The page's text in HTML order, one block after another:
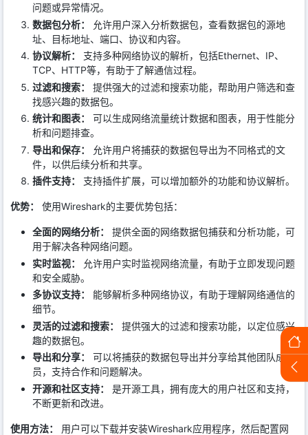
问题或异常情况。
数据包分析：
允许用户深入分析数据包，查看数据包的源地
址、目标地址、端口、协议和内容。
协议解析：
支持多种网络协议的解析，包括Ethernet、IP、
TCP、HTTP等，有助于了解通信过程。
过滤和搜索：
提供强大的过滤和搜索功能，帮助用户筛选和查
找感兴趣的数据包。
统计和图表：
可以生成网络流量统计数据和图表，用于性能分
析和问题排查。
导出和保存：
允许用户将捕获的数据包导出为不同格式的文
件，以供后续分析和共享。
插件支持：
支持插件扩展，可以增加额外的功能和协议解析。
优势： 使用Wireshark的主要优势包括：
全面的网络分析：
提供全面的网络数据包捕获和分析功能，可
用于解决各种网络问题。
实时监视：
允许用户实时监视网络流量，有助于立即发现问题
和安全威胁。
多协议支持：
能够解析多种网络协议，有助于理解网络通信的
细节。
灵活的过滤和搜索：
提供强大的过滤和搜索功能，以定位感兴
趣的数据包。
导出和分享：
可以将捕获的数据包导出并分享给其他团队成
员，支持合作和问题解决。
开源和社区支持：
是开源工具，拥有庞大的用户社区和支持，
不断更新和改进。
使用方法：
用户可以下载并安装Wireshark应用程序，然后配置网